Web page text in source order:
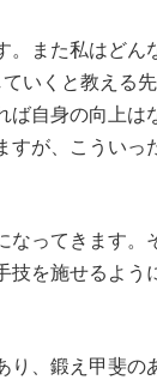
また私はどん
いくと教える
ば自身の向上は
すが、こういっ
ってきます。
技を施せるよう
、鍛え甲斐の